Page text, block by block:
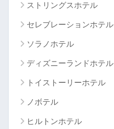
ストリングスホテル
セレブレーションホテル
ソラノホテル
ディズニーランドホテル
トイストーリーホテル
ノボテル
ヒルトンホテル